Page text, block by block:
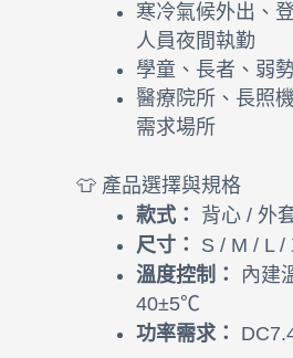
寒冷氣候外出、
人員夜間執勤
學童、長者、弱
醫療院所、長照
需求場所
👕 產品選擇與規格
款式： 背心 / 外
尺寸： S / M / L /
溫度控制：
內建
40±5℃
功率需求：